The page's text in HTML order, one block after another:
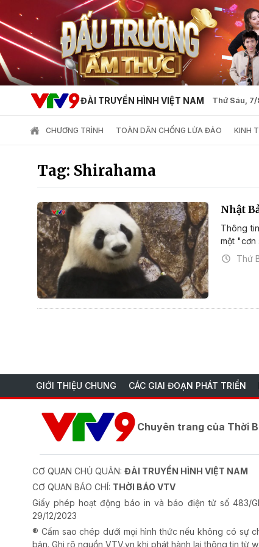
ĐÀI TRUYỀN HÌNH VIỆT NAM Thứ Sáu,
CHƯƠNG TRÌNH TOÀN DÂN CHỐNG LỪA ĐẢO KINH
Tag: Shirahama
Nhật
Thông
một "cơn
Thứ
GIỚI THIỆU CHUNG CÁC GIAI ĐOẠN PHÁT TRIỂN
Chuyên trang của Thời
CƠ QUAN CHỦ QUẢN: ĐÀI TRUYỀN HÌNH VIỆT NAM
CƠ QUAN BÁO CHÍ: THỜI BÁO VTV
Giấy phép hoạt động báo in và báo điện tử số 483/
29/12/2023
® Cấm sao chép dưới mọi hình thức nếu không có sự
bản. Ghi rõ nguồn VTV.vn khi phát hành lại thông tin từ